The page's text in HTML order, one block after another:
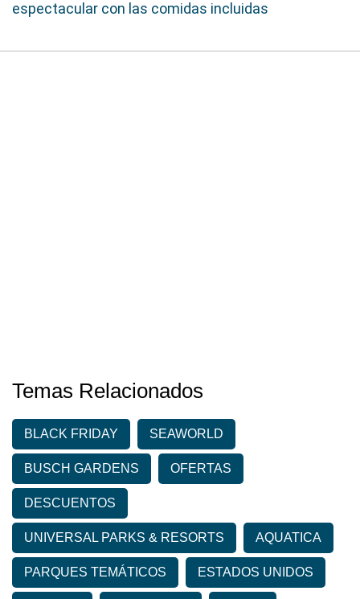
espectacular con las comidas incluidas
Temas Relacionados
BLACK FRIDAY SEAWORLD
BUSCH GARDENS OFERTAS
DESCUENTOS
UNIVERSAL PARKS & RESORTS AQUATICA
PARQUES TEMÁTICOS ESTADOS UNIDOS